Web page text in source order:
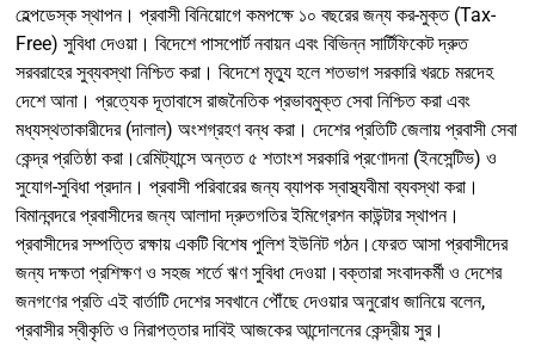
হেল্পডেস্ক স্থাপন। প্রবাসী বিনিয়োগে কমপক্ষে ১০ বছরের জন্য কর-মুক্ত (Tax-
Free) সুবিধা দেওয়া। বিদেশে পাসপোর্ট নবায়ন এবং বিভিন্ন সার্টিফিকেট দ্রুত
সরবরাহের সুব্যবস্থা নিশ্চিত করা। বিদেশে মৃত্যু হলে শতভাগ সরকারি খরচে মরদেহ
দেশে আনা। প্রত্যেক দূতাবাসে রাজনৈতিক প্রভাবমুক্ত সেবা নিশ্চিত করা এবং
মধ্যস্থতাকারীদের (দালাল) অংশগ্রহণ বন্ধ করা। দেশের প্রতিটি জেলায় প্রবাসী সেবা
কেন্দ্র প্রতিষ্ঠা করা।রেমিট্যান্সে অন্তত ৫ শতাংশ সরকারি প্রণোদনা (ইনসেন্টিভ) ও
সুযোগ-সুবিধা প্রদান। প্রবাসী পরিবারের জন্য ব্যাপক স্বাস্থ্যবীমা ব্যবস্থা করা।
বিমানবন্দরে প্রবাসীদের জন্য আলাদা দ্রুতগতির ইমিগ্রেশন কাউন্টার স্থাপন।
প্রবাসীদের সম্পত্তি রক্ষায় একটি বিশেষ পুলিশ ইউনিট গঠন।ফেরত আসা প্রবাসীদের
জন্য দক্ষতা প্রশিক্ষণ ও সহজ শর্তে ঋণ সুবিধা দেওয়া।বক্তারা সংবাদকর্মী ও দেশের
জনগণের প্রতি এই বার্তাটি দেশের সবখানে পৌঁছে দেওয়ার অনুরোধ জানিয়ে বলেন,
প্রবাসীর স্বীকৃতি ও নিরাপত্তার দাবিই আজকের আন্দোলনের কেন্দ্রীয় সুর।